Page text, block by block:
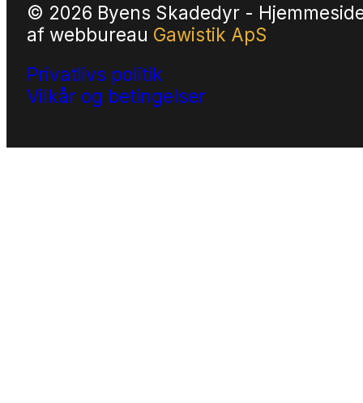
© 2026 Byens Skadedyr -
af webbureau Gawistik ApS
Privatlivs politik
Vilkår og betingelser